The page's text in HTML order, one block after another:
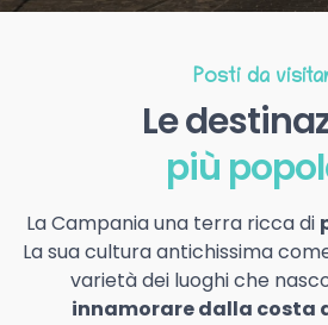
Posti da
Le
più
La Campania una terra ricca di
La sua cultura antichissima
varietà dei luoghi che
innamorare dalla costa